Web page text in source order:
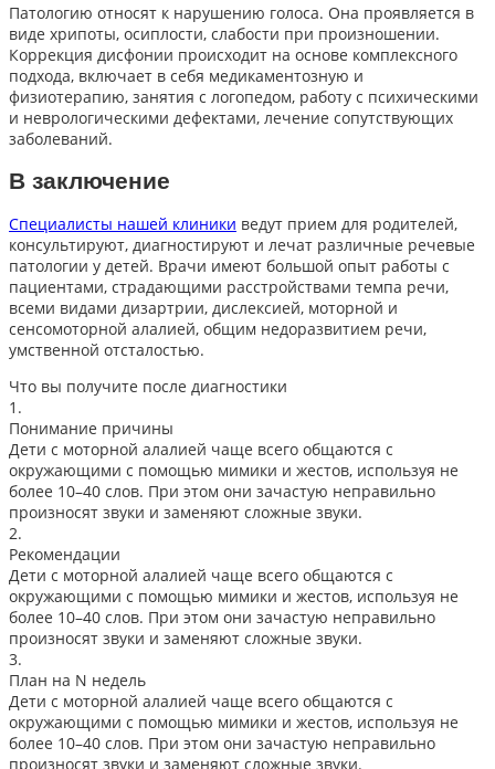
Патологию относят к нарушению голоса. Она проявляется в
виде хрипоты, осиплости, слабости при произношении.
Коррекция дисфонии происходит на основе комплексного
подхода, включает в себя медикаментозную и
физиотерапию, занятия с логопедом, работу с психическими
и неврологическими дефектами, лечение сопутствующих
заболеваний.
В заключение
Специалисты нашей клиники ведут прием для родителей,
консультируют, диагностируют и лечат различные речевые
патологии у детей. Врачи имеют большой опыт работы с
пациентами, страдающими расстройствами темпа речи,
всеми видами дизартрии, дислексией, моторной и
сенсомоторной алалией, общим недоразвитием речи,
умственной отсталостью.
Что вы получите после диагностики
1.
Понимание причины
Дети с моторной алалией чаще всего общаются с
окружающими с помощью мимики и жестов, используя не
более 10–40 слов. При этом они зачастую неправильно
произносят звуки и заменяют сложные звуки.
2.
Рекомендации
Дети с моторной алалией чаще всего общаются с
окружающими с помощью мимики и жестов, используя не
более 10–40 слов. При этом они зачастую неправильно
произносят звуки и заменяют сложные звуки.
3.
План на N недель
Дети с моторной алалией чаще всего общаются с
окружающими с помощью мимики и жестов, используя не
более 10–40 слов. При этом они зачастую неправильно
произносят звуки и заменяют сложные звуки.